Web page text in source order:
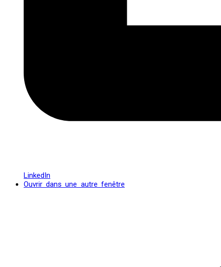
LinkedIn
Ouvrir dans une autre fenêtre